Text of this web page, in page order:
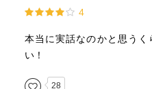
4
本当に実話なのかと思う
い！
28